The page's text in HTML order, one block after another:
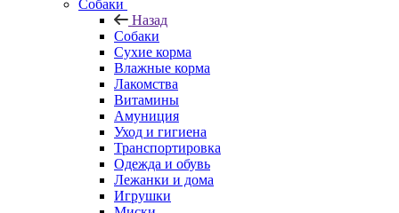
Собаки
Назад
Собаки
Сухие корма
Влажные корма
Лакомства
Витамины
Амуниция
Уход и гигиена
Транспортировка
Одежда и обувь
Лежанки и дома
Игрушки